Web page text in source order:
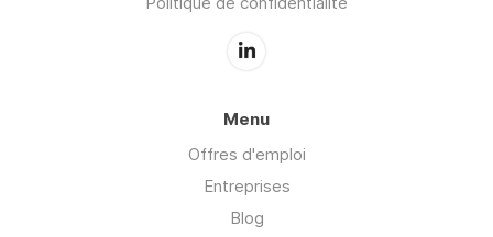
Menu
Offres d'emploi
Entreprises
Blog